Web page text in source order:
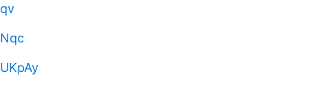
qv
Nqc
UKpAy